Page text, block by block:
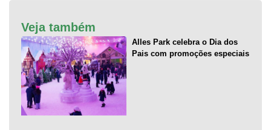
Veja também
Alles Park celebra o Dia dos
Pais com promoções especiais